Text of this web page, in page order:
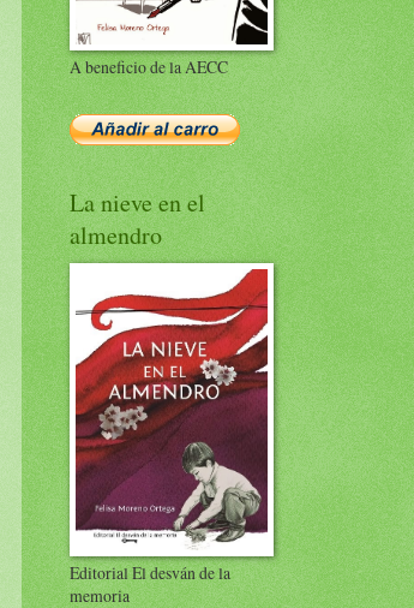
A beneficio de la AECC
La nieve en el
almendro
Editorial El desván de la
memoria